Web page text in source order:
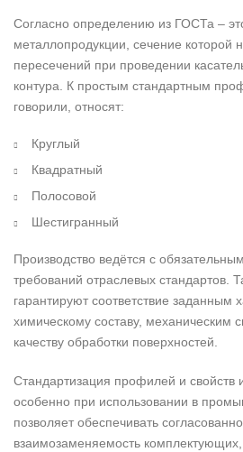
Согласно определению из ГОСТа –
металлопродукции, сечение которой
пересечений при проведении
контура. К простым стандартным
говорили, относят:
Круглый
Квадратный
Полосовой
Шестигранный
Производство ведётся с
требований отраслевых стандартов.
гарантируют соответствие заданным
химическому составу, механическим
качеству обработки поверхностей.
Стандартизация профилей и свойств
особенно при использовании в
позволяет обеспечивать
взаимозаменяемость